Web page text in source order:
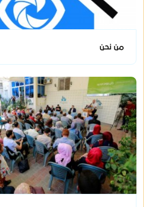
من نحن